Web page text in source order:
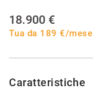
CONTATTI
18.900 €
Tua da 189 €/mese
Caratteristiche